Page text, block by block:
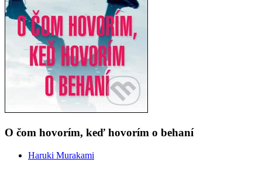
O čom hovorím, keď hovorím o behaní
Haruki Murakami